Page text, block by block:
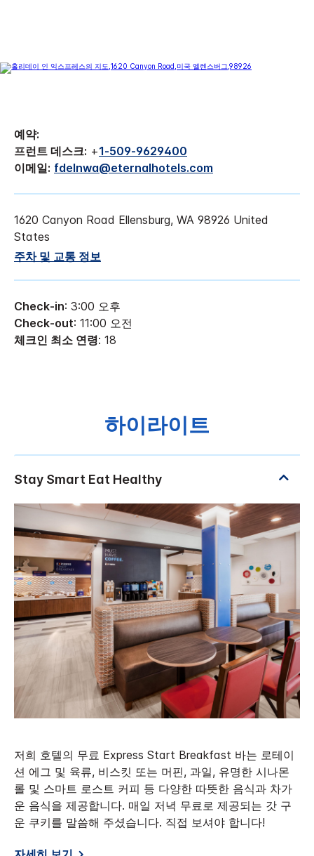
예약:
프런트 데스크: +1-509-9629400
이메일: fdelnwa@eternalhotels.com
1620 Canyon Road Ellensburg, WA 98926 United
States
주차 및 교통 정보
Check-in: 3:00 오후
Check-out: 11:00 오전
체크인 최소 연령: 18
하이라이트
저희 호텔의 무료 Express Start Breakfast 바는 로테이
션 에그 및 육류, 비스킷 또는 머핀, 과일, 유명한 시나몬
롤 및 스마트 로스트 커피 등 다양한 따뜻한 음식과 차가
운 음식을 제공합니다. 매일 저녁 무료로 제공되는 갓 구
운 쿠키를 말씀해 주셨습니다. 직접 보셔야 합니다!